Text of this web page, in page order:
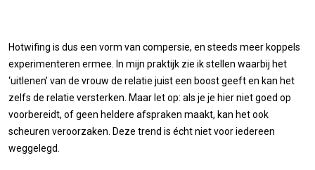
Hotwifing is dus een vorm van compersie, en steeds meer koppels
experimenteren ermee. In mijn praktijk zie ik stellen waarbij het
‘uitlenen’ van de vrouw de relatie juist een boost geeft en kan het
zelfs de relatie versterken. Maar let op: als je je hier niet goed op
voorbereidt, of geen heldere afspraken maakt, kan het ook
scheuren veroorzaken. Deze trend is écht niet voor iedereen
weggelegd.